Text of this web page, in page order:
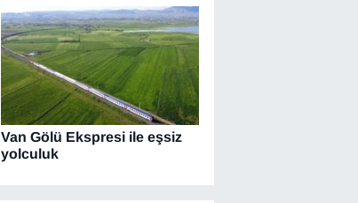
Van Gölü Ekspresi ile eşsiz
yolculuk